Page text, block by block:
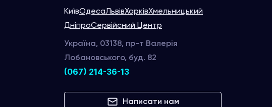
КиївОдесаЛьвівХарківХмельницький
ДніпроСервійсний Центр
Україна, 03138, пр-т Валерія
Лобановського, буд. 82
(067) 214-36-13
Написати нам